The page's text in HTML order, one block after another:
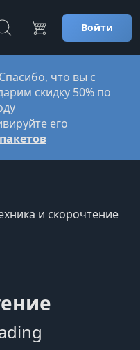
Войти
Спасибо, что вы с
скидку 50% по
его
и скорочтение